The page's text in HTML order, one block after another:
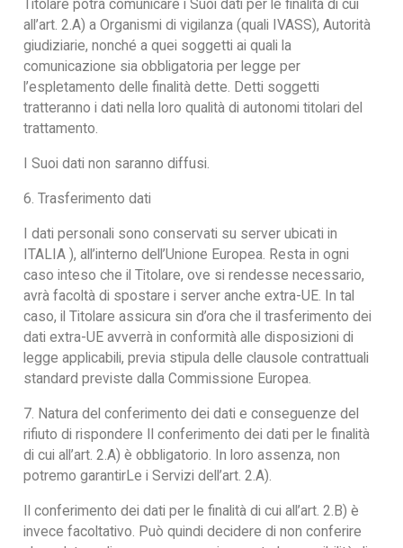
Titolare potrà comunicare i Suoi dati per le finalità di cui
all’art. 2.A) a Organismi di vigilanza (quali IVASS), Autorità
giudiziarie, nonché a quei soggetti ai quali la
comunicazione sia obbligatoria per legge per
l’espletamento delle finalità dette. Detti soggetti
tratteranno i dati nella loro qualità di autonomi titolari del
trattamento.
I Suoi dati non saranno diffusi.
6. Trasferimento dati
I dati personali sono conservati su server ubicati in
ITALIA ), all’interno dell’Unione Europea. Resta in ogni
caso inteso che il Titolare, ove si rendesse necessario,
avrà facoltà di spostare i server anche extra-UE. In tal
caso, il Titolare assicura sin d’ora che il trasferimento dei
dati extra-UE avverrà in conformità alle disposizioni di
legge applicabili, previa stipula delle clausole contrattuali
standard previste dalla Commissione Europea.
7. Natura del conferimento dei dati e conseguenze del
rifiuto di rispondere Il conferimento dei dati per le finalità
di cui all’art. 2.A) è obbligatorio. In loro assenza, non
potremo garantirLe i Servizi dell’art. 2.A).
Il conferimento dei dati per le finalità di cui all’art. 2.B) è
invece facoltativo. Può quindi decidere di non conferire